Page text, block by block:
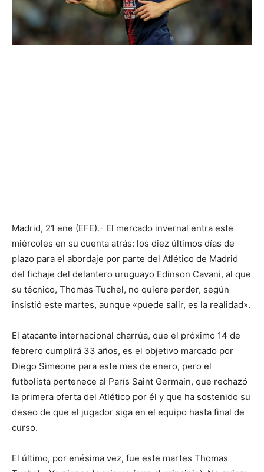
Madrid, 21 ene (EFE).- El mercado invernal entra este
miércoles en su cuenta atrás: los diez últimos días de
plazo para el abordaje por parte del Atlético de Madrid
del fichaje del delantero uruguayo Edinson Cavani, al que
su técnico, Thomas Tuchel, no quiere perder, según
insistió este martes, aunque «puede salir, es la realidad».
El atacante internacional charrúa, que el próximo 14 de
febrero cumplirá 33 años, es el objetivo marcado por
Diego Simeone para este mes de enero, pero el
futbolista pertenece al París Saint Germain, que rechazó
la primera oferta del Atlético por él y que ha sostenido su
deseo de que el jugador siga en el equipo hasta final de
curso.
El último, por enésima vez, fue este martes Thomas